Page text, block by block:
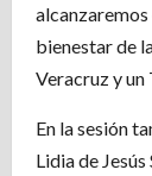
bienestar de
Veracruz y un
En la sesión
Lidia de